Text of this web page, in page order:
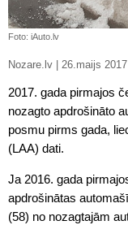
Foto: iAuto.lv
Nozare.lv | 26.maijs
2017. gada pirmajos
nozagto apdrošināto
posmu pirms gada,
(LAA) dati.
Ja 2016. gada
apdrošinātas
(58) no nozagtajām